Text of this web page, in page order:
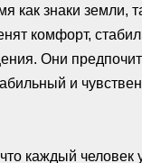
как знаки земли,
комфорт,
Они
и
каждый человек